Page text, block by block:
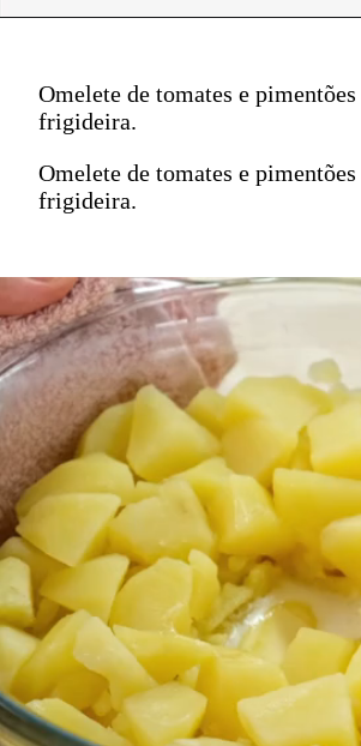
Omelete de tomates e
frigideira.
Omelete de tomates e
frigideira.